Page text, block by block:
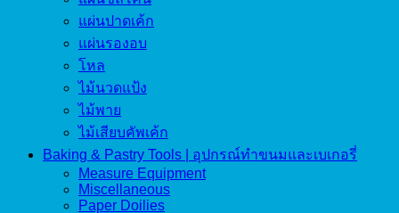
แผ่นปาดเค้ก
แผ่นรองอบ
โหล
ไม้นวดแป้ง
ไม้พาย
ไม้เสียบคัพเค้ก
Baking & Pastry Tools | อุปกรณ์ทำขนมและเบเกอรี่
Measure Equipment
Miscellaneous
Paper Doilies